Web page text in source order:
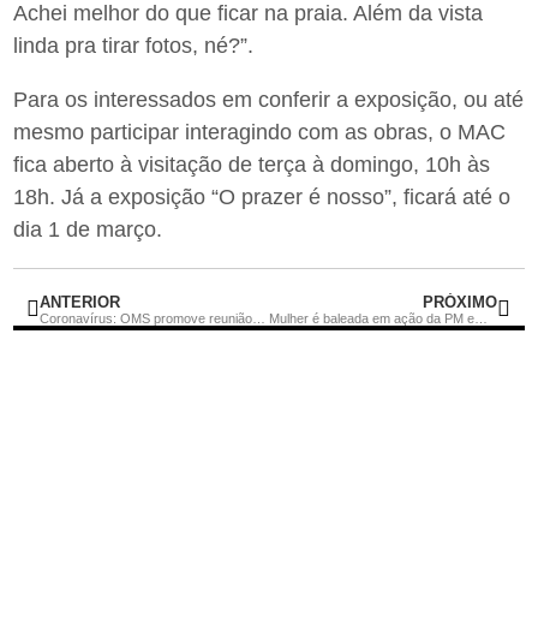
Achei melhor do que ficar na praia. Além da vista
linda pra tirar fotos, né?”.
Para os interessados em conferir a exposição, ou até
mesmo participar interagindo com as obras, o MAC
fica aberto à visitação de terça à domingo, 10h às
18h. Já a exposição “O prazer é nosso”, ficará até o
dia 1 de março.
ANTERIOR
Coronavírus: OMS promove reunião de emergência nesta quinta
PRÓXIMO
Mulher é baleada em ação da PM em São Gonçalo